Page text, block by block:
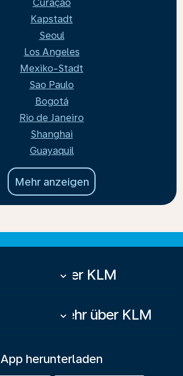
Curaçao
Kapstadt
Seoul
Los Angeles
Mexiko-Stadt
Sao Paulo
Bogotá
Rio de Janeiro
Shanghai
Guayaquil
Mehr anzeigen
Über KLM
keyboard_arrow_down
Mehr über KLM
keyboard_arrow_down
App herunterladen